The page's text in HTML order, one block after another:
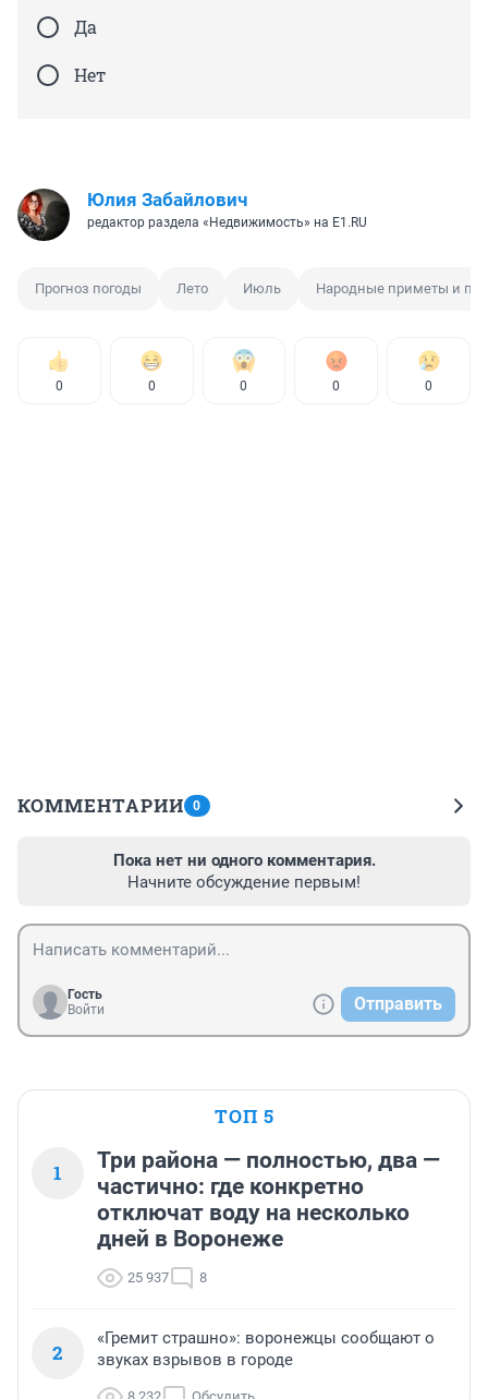
Да
Нет
Юлия Забайлович
редактор раздела «Недвижимость» на E1.RU
Прогноз погоды Лето Июль Народные приметы и
0 0 0 0 0
КОММЕНТАРИИ 0
Пока нет ни одного комментария.
Начните обсуждение первым!
Гость
Войти
Отправить
ТОП 5
1
Три района — полностью, два —
частично: где конкретно
отключат воду на несколько
дней в Воронеже
25 937 8
2
«Гремит страшно»: воронежцы сообщают о
звуках взрывов в городе